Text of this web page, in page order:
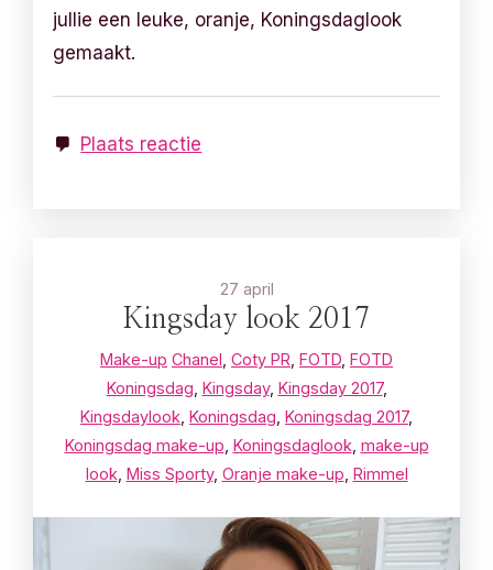
jullie een leuke, oranje, Koningsdaglook
gemaakt.
Plaats reactie
27 april
Kingsday look 2017
Make-up Chanel Coty PR FOTD FOTD
Koningsdag Kingsday, Kingsday 2017,
Kingsdaylook Koningsdag Koningsdag 2017,
Koningsdag make-up Koningsdaglook make-up
look Miss Sporty, Oranje make-up Rimmel